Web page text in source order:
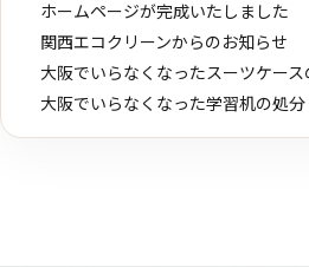
ホームページが完成いたしました
関西エコクリーンからのお知らせ
大阪でいらなくなったスーツケー
大阪でいらなくなった学習机の処